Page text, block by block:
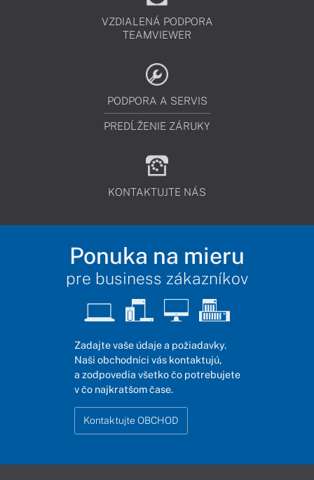
VZDIALENÁ PODPORA
TEAMVIEWER
PODPORA A SERVIS
PREDĹŽENIE ZÁRUKY
KONTAKTUJTE NÁS
Ponuka na mieru
pre business zákazníkov
Zadajte vaše údaje a požiadavky.
Naši obchodníci vás kontaktujú,
a zodpovedia všetko čo potrebujete
v čo najkratšom čase.
Kontaktujte OBCHOD